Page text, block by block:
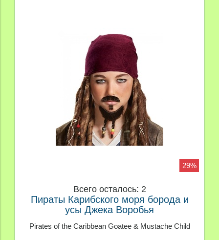
29%
Всего осталось: 2
Пираты Карибского моря борода и
усы Джека Воробья
Pirates of the Caribbean Goatee & Mustache Child